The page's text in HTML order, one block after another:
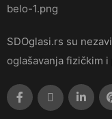
SDOglasi.rs su
oglašavanja fizičkim